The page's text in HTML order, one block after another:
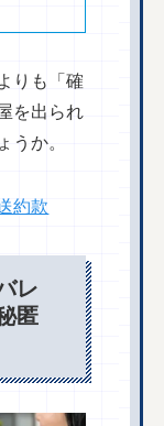
りも「確
を出られ
うか。
約款
レ
匿